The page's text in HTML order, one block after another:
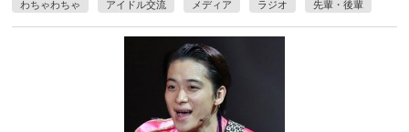
わちゃわちゃ アイドル交流 メディア ラジオ 先輩・後輩